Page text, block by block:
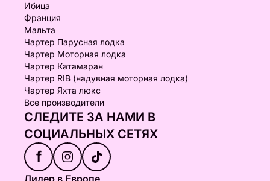
Ибица
Франция
Мальта
Чартер Парусная лодка
Чартер Моторная лодка
Чартер Катамаран
Чартер RIB (надувная моторная лодка)
Чартер Яхта люкс
Все производители
СЛЕДИТЕ ЗА НАМИ В
СОЦИАЛЬНЫХ СЕТЯХ
f
Лидер в Европе